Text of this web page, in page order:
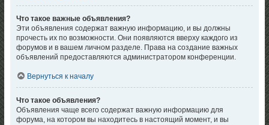
Что такое важные объявления?
Эти объявления содержат важную информацию, и вы должны
прочесть их по возможности. Они появляются вверху каждого из
форумов и в вашем личном разделе. Права на создание важных
объявлений предоставляются администратором конференции.
Вернуться к началу
Что такое объявления?
Объявления чаще всего содержат важную информацию для
форума, на котором вы находитесь в настоящий момент, и вы